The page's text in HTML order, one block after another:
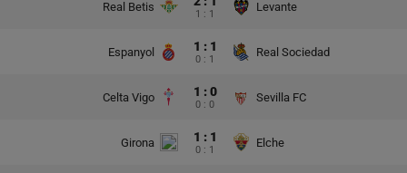
Real Betis
1 : 1
Levante
Espanyol 1 : 1
0 : 1
Real Sociedad
Celta Vigo 1 : 0
0 : 0
Sevilla FC
Girona 1 : 1
0 : 1
Elche